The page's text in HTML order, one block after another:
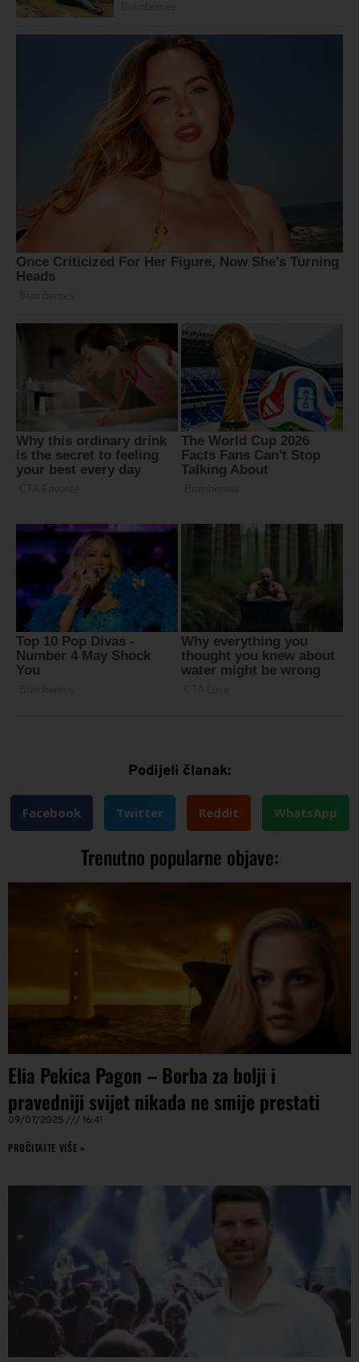
Podijeli članak:
Facebook Twitter Reddit WhatsApp
Trenutno popularne objave:
Elia Pekica Pagon – Borba za bolji i
pravedniji svijet nikada ne smije prestati
09/07/2025 16:41
PROČITAJTE VIŠE »